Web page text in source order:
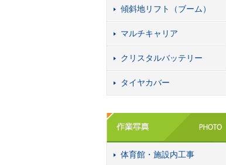
傾斜地リフト（ブーム）
マルチキャリア
クリスタルバッテリー
タイヤカバー
体育館・施設内工事